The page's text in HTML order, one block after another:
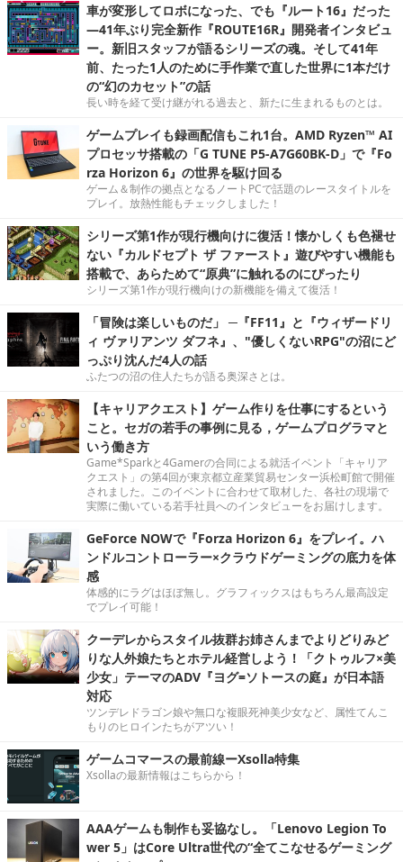
車が変形してロボになった、でも『ルート16』だった
―41年ぶり完全新作『ROUTE16R』開発者インタビュ
ー。新旧スタッフが語るシリーズの魂。そして41年
前、たった1人のために手作業で直した世界に1本だけ
の“幻のカセット”の話
長い時を経て受け継がれる過去と、新たに生まれるものとは。
ゲームプレイも録画配信もこれ1台。AMD Ryzen™ AI
プロセッサ搭載の「G TUNE P5-A7G60BK-D」で『Fo
rza Horizon 6』の世界を駆け回る
ゲーム＆制作の拠点となるノートPCで話題のレースタイトルを
プレイ。放熱性能もチェックしました！
シリーズ第1作が現行機向けに復活！懐かしくも色褪せ
ない『カルドセプト ザ ファースト』遊びやすい機能も
搭載で、あらためて“原典”に触れるのにぴったり
シリーズ第1作が現行機向けの新機能を備えて復活！
「冒険は楽しいものだ」 ─『FF11』と『ウィザードリ
ィ ヴァリアンツ ダフネ』、"優しくないRPG"の沼にど
っぷり沈んだ4人の話
ふたつの沼の住人たちが語る奥深さとは。
【キャリアクエスト】ゲーム作りを仕事にするという
こと。セガの若手の事例に見る，ゲームプログラマと
いう働き方
Game*Sparkと4Gamerの合同による就活イベント「キャリア
クエスト」の第4回が東京都立産業貿易センター浜松町館で開催
されました。このイベントに合わせて取材した、各社の現場で
実際に働いている若手社員へのインタビューをお届けします。
GeForce NOWで『Forza Horizon 6』をプレイ。ハ
ンドルコントローラー×クラウドゲーミングの底力を体
感
体感的にラグはほぼ無し。グラフィックスはもちろん最高設定
でプレイ可能！
クーデレからスタイル抜群お姉さんまでよりどりみど
りな人外娘たちとホテル経営しよう！「クトゥルフ×美
少女」テーマのADV『ヨグ=ソトースの庭』が日本語
対応
ツンデレドラゴン娘や無口な複眼死神美少女など、属性てんこ
もりのヒロインたちがアツい！
ゲームコマースの最前線ーXsolla特集
Xsollaの最新情報はこちらから！
AAAゲームも制作も妥協なし。「Lenovo Legion To
wer 5」はCore Ultra世代の“全てこなせるゲーミング